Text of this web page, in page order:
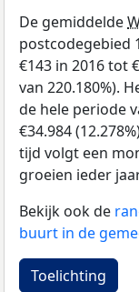
De gemiddelde
postcodegebied
€143 in 2016 tot
van 220.180%).
de hele periode
€34.984
tijd volgt een
groeien ieder
Bekijk ook de
buurt in de
Toelichting